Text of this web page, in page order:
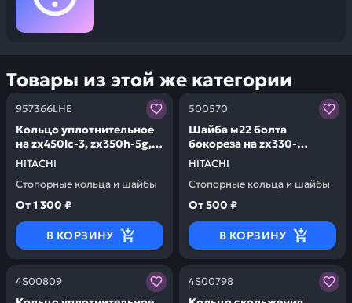
Товары из этой же категории
957366LHE
HITACHI
Кольцо уплотнительное
на zx450lc-3, zx350h-5g,
zx330-5g, zx200-5g
HITACHI 957366LHE
Стопорные кольца и шайбы
Заказывая запчасти у нас, вы получаете гарантию
От1 300 ₽
В КОРЗИНУ
500570
HITACHI
Шайба м22 болта
бокореза на zx330-
3,zx270 HITACHI 500570
Стопорные кольца и шайбы
Заказывая запчасти у
От500 ₽
В КОРЗИНУ
4S00809
Заказывая запчасти у нас, вы получаете гарантию
4S00798
Заказывая запчасти у